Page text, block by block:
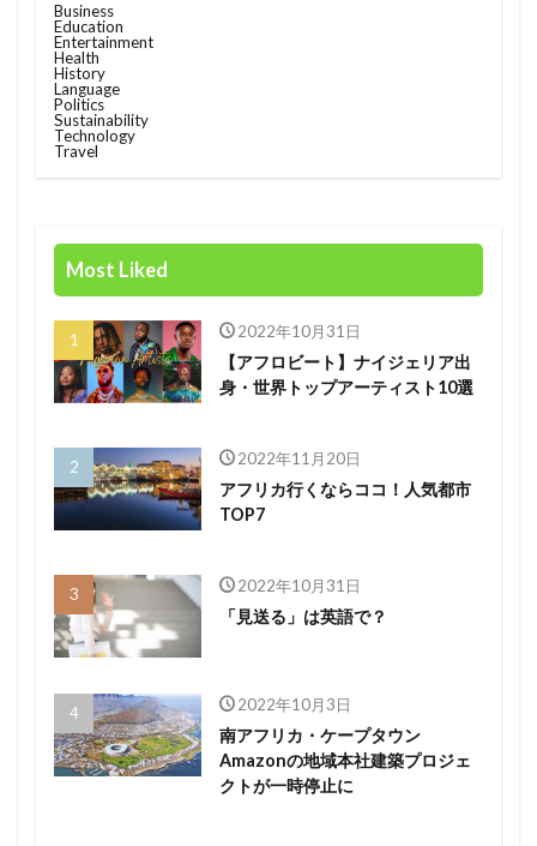
Business
Education
Entertainment
Health
History
Language
Politics
Sustainability
Technology
Travel
Most Liked
2022年10月31日
【アフロビート】ナイジェリア出
身・世界トップアーティスト10選
2022年11月20日
アフリカ行くならココ！人気都市
TOP7
2022年10月31日
「見送る」は英語で？
2022年10月3日
南アフリカ・ケープタウン
Amazonの地域本社建築プロジェ
クトが一時停止に